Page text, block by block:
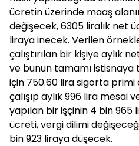
ücretin üzerinde maaş
değişecek, 6305 liralık net
liraya inecek. Verilen
çalıştırılan bir kişiye aylık
ve bunun tamamı istisnaya
için 750.60 lira sigorta
çalışıp aylık 996 lira mesai
yapılan bir işçinin 4 bin
ücreti, vergi dilimi
bin 923 liraya düşecek.